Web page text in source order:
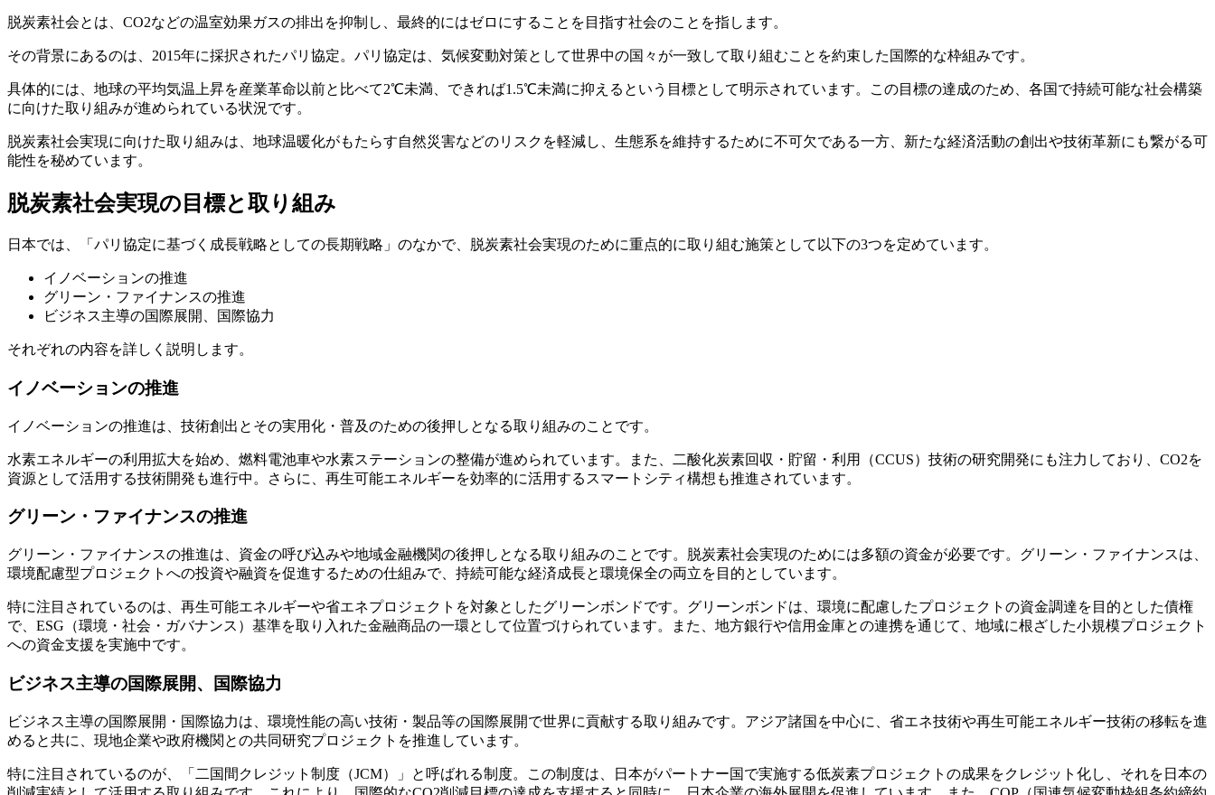
脱炭素社会とは、CO2などの温室効果ガスの排出を抑制し、最終的にはゼロにすることを目指す社会のことを指します。
その背景にあるのは、2015年に採択されたパリ協定。パリ協定は、気候変動対策として世界中の国々が一致して取り組むことを約束した国際的な枠組みです。
具体的には、地球の平均気温上昇を産業革命以前と比べて2℃未満、できれば1.5℃未満に抑えるという目標として明示されています。この目標の達成のため、各国で持続可能な社会構築
に向けた取り組みが進められている状況です。
脱炭素社会実現に向けた取り組みは、地球温暖化がもたらす自然災害などのリスクを軽減し、生態系を維持するために不可欠である一方、新たな経済活動の創出や技術革新にも繋がる可
能性を秘めています。
脱炭素社会実現の目標と取り組み
日本では、「パリ協定に基づく成長戦略としての長期戦略」のなかで、脱炭素社会実現のために重点的に取り組む施策として以下の3つを定めています。
イノベーションの推進
グリーン・ファイナンスの推進
ビジネス主導の国際展開、国際協力
それぞれの内容を詳しく説明します。
イノベーションの推進
イノベーションの推進は、技術創出とその実用化・普及のための後押しとなる取り組みのことです。
水素エネルギーの利用拡大を始め、燃料電池車や水素ステーションの整備が進められています。また、二酸化炭素回収・貯留・利用（CCUS）技術の研究開発にも注力しており、CO2を
資源として活用する技術開発も進行中。さらに、再生可能エネルギーを効率的に活用するスマートシティ構想も推進されています。
グリーン・ファイナンスの推進
グリーン・ファイナンスの推進は、資金の呼び込みや地域金融機関の後押しとなる取り組みのことです。脱炭素社会実現のためには多額の資金が必要です。グリーン・ファイナンスは、
環境配慮型プロジェクトへの投資や融資を促進するための仕組みで、持続可能な経済成長と環境保全の両立を目的としています。
特に注目されているのは、再生可能エネルギーや省エネプロジェクトを対象としたグリーンボンドです。グリーンボンドは、環境に配慮したプロジェクトの資金調達を目的とした債権
で、ESG（環境・社会・ガバナンス）基準を取り入れた金融商品の一環として位置づけられています。また、地方銀行や信用金庫との連携を通じて、地域に根ざした小規模プロジェクト
への資金支援を実施中です。
ビジネス主導の国際展開、国際協力
ビジネス主導の国際展開・国際協力は、環境性能の高い技術・製品等の国際展開で世界に貢献する取り組みです。アジア諸国を中心に、省エネ技術や再生可能エネルギー技術の移転を進
めると共に、現地企業や政府機関との共同研究プロジェクトを推進しています。
特に注目されているのが、「二国間クレジット制度（JCM）」と呼ばれる制度。この制度は、日本がパートナー国で実施する低炭素プロジェクトの成果をクレジット化し、それを日本の